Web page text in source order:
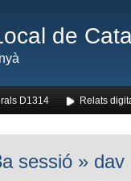
de
D1314 Relats
sessió» dav